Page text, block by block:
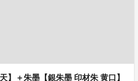
】＋朱墨【銀朱墨 印材朱 黄口】